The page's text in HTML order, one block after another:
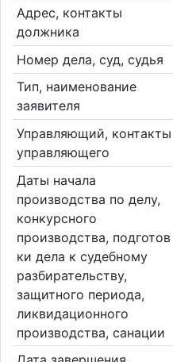
Адрес, контакты
должника
Номер дела, суд, судья
Тип, наименование
заявителя
Управляющий, контакты
управляющего
Даты начала
производства по делу,
конкурсного
производства, подготов
ки дела к судебному
разбирательству,
защитного периода,
ликвидационного
производства, санации